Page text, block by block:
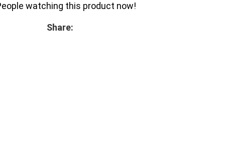
watching this product now!
Share: